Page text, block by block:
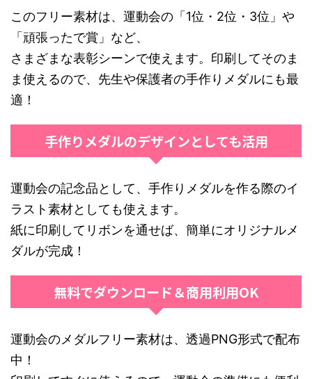
このフリー素材は、運動会の「1位・2位・3位」や
「頑張ったで賞」など、
さまざまな表彰シーンで使えます。印刷してそのま
ま使えるので、先生や保護者の手作りメダルにも最
適！
手作りメダルのデザインとしても活用
運動会の記念品として、手作りメダルを作る際のイ
ラスト素材としても使えます。
紙に印刷してリボンを通せば、簡単にオリジナルメ
ダルが完成！
無料でダウンロード＆商用利用OK
運動会のメダルフリー素材は、透過PNG形式で配布
中！